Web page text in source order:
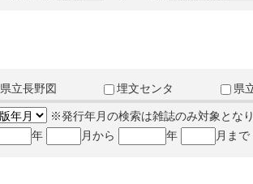
県立長野図 埋文センタ
県
※発行年月の検索は雑誌のみ対象となり
年
月から 年 月まで